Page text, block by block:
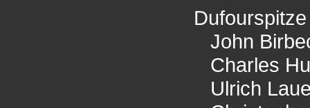
Dufourspitze
John
Charles
Ulrich